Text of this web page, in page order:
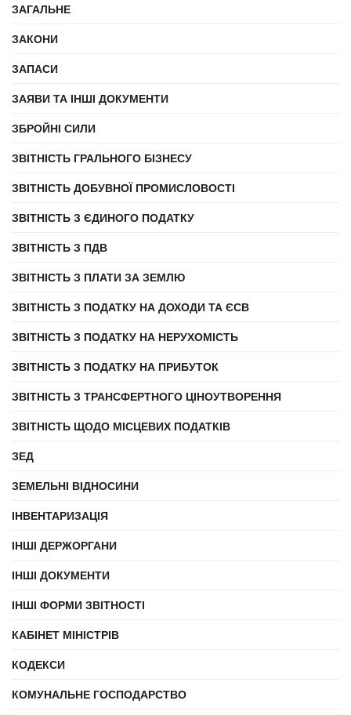
ЗАГАЛЬНЕ
ЗАКОНИ
ЗАПАСИ
ЗАЯВИ ТА ІНШІ ДОКУМЕНТИ
ЗБРОЙНІ СИЛИ
ЗВІТНІСТЬ ГРАЛЬНОГО БІЗНЕСУ
ЗВІТНІСТЬ ДОБУВНОЇ ПРОМИСЛОВОСТІ
ЗВІТНІСТЬ З ЄДИНОГО ПОДАТКУ
ЗВІТНІСТЬ З ПДВ
ЗВІТНІСТЬ З ПЛАТИ ЗА ЗЕМЛЮ
ЗВІТНІСТЬ З ПОДАТКУ НА ДОХОДИ ТА ЄСВ
ЗВІТНІСТЬ З ПОДАТКУ НА НЕРУХОМІСТЬ
ЗВІТНІСТЬ З ПОДАТКУ НА ПРИБУТОК
ЗВІТНІСТЬ З ТРАНСФЕРТНОГО ЦІНОУТВОРЕННЯ
ЗВІТНІСТЬ ЩОДО МІСЦЕВИХ ПОДАТКІВ
ЗЕД
ЗЕМЕЛЬНІ ВІДНОСИНИ
ІНВЕНТАРИЗАЦІЯ
ІНШІ ДЕРЖОРГАНИ
ІНШІ ДОКУМЕНТИ
ІНШІ ФОРМИ ЗВІТНОСТІ
КАБІНЕТ МІНІСТРІВ
КОДЕКСИ
КОМУНАЛЬНЕ ГОСПОДАРСТВО